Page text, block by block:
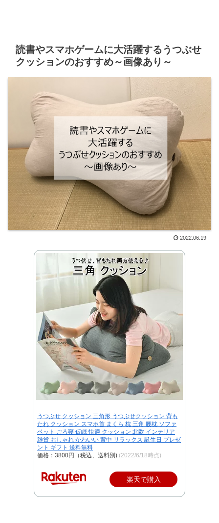
読書やスマホゲームに大活躍するうつぶせ
クッションのおすすめ～画像あり～
2022.06.19
うつぶせ クッション 三角形 うつぶせクッション 背も
たれ クッション スマホ首 まくら 枕 三角 腰枕 ソファ
ベット ごろ寝 仮眠 快適 クッション 北欧 インテリア
雑貨 おしゃれ かわいい 背中 リラックス 誕生日 プレゼ
ント ギフト 送料無料
価格：3800円（税込、送料別) (2022/6/18時点)
楽天で購入